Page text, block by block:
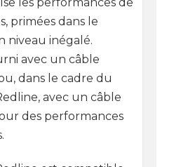
primées dans le
niveau inégalé.
avec un câble
dans le cadre du
avec un câble
des performances